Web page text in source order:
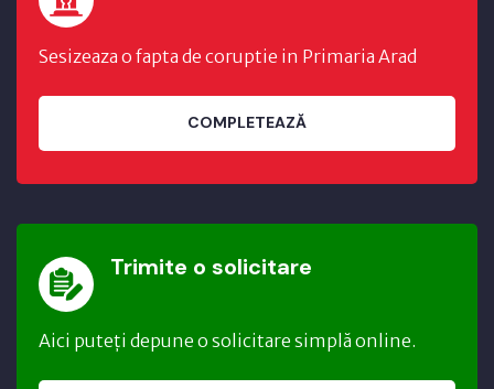
Sesizeaza o fapta de coruptie in Primaria Arad
COMPLETEAZĂ
Trimite o solicitare
Aici puteți depune o solicitare simplă online.